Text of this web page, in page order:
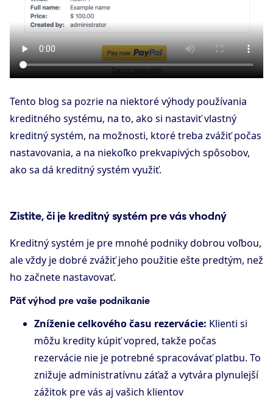
Tento blog sa pozrie na niektoré výhody používania
kreditného systému, na to, ako si nastaviť vlastný
kreditný systém, na možnosti, ktoré treba zvážiť počas
nastavovania, a na niekoľko prekvapivých spôsobov,
ako sa dá kreditný systém využiť.
Zistite, či je kreditný systém pre vás vhodný
Kreditný systém je pre mnohé podniky dobrou voľbou,
ale vždy je dobré zvážiť jeho použitie ešte predtým, než
ho začnete nastavovať.
Päť výhod pre vaše podnikanie
Zníženie celkového času rezervácie: Klienti si
môžu kredity kúpiť vopred, takže počas
rezervácie nie je potrebné spracovávať platbu. To
znižuje administratívnu záťaž a vytvára plynulejší
zážitok pre vás aj vašich klientov